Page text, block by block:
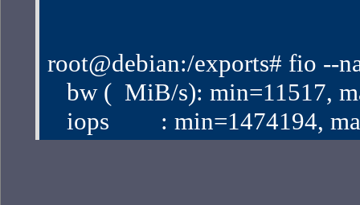
root@debian:/exports# fio --
bw (  MiB/s): min=11517,
iops        : min=1474194,